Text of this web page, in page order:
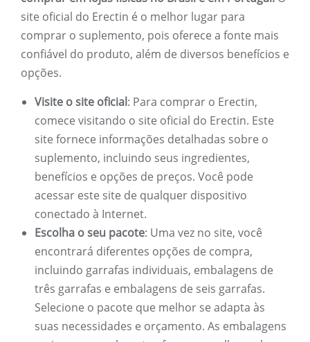
site oficial do Erectin é o melhor lugar para
comprar o suplemento, pois oferece a fonte mais
confiável do produto, além de diversos benefícios e
opções.
Visite o site oficial: Para comprar o Erectin,
comece visitando o site oficial do Erectin. Este
site fornece informações detalhadas sobre o
suplemento, incluindo seus ingredientes,
benefícios e opções de preços. Você pode
acessar este site de qualquer dispositivo
conectado à Internet.
Escolha o seu pacote: Uma vez no site, você
encontrará diferentes opções de compra,
incluindo garrafas individuais, embalagens de
três garrafas e embalagens de seis garrafas.
Selecione o pacote que melhor se adapta às
suas necessidades e orçamento. As embalagens